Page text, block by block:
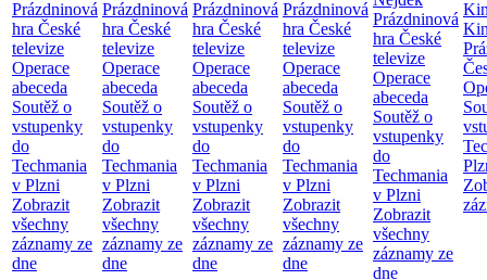
Prázdninová
hra České
televize
Operace
abeceda
Soutěž o
vstupenky
do
Techmania
v Plzni
Zobrazit
všechny
záznamy ze
dne
Prázdninová
hra České
televize
Operace
abeceda
Soutěž o
vstupenky
do
Techmania
v Plzni
Zobrazit
všechny
záznamy ze
dne
Prázdninová
hra České
televize
Operace
abeceda
Soutěž o
vstupenky
do
Techmania
v Plzni
Zobrazit
všechny
záznamy ze
dne
Prázdninová
hra České
televize
Operace
abeceda
Soutěž o
vstupenky
do
Techmania
v Plzni
Zobrazit
všechny
záznamy ze
dne
Prázdninová
hra České
televize
Operace
abeceda
Soutěž o
vstupenky
do
Techmania
v Plzni
Zobrazit
všechny
záznamy ze
dne